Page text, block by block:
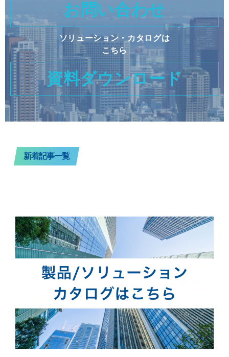
お問い合わせ
ソリューション・カタログは
こちら
資料ダウンロード
新着記事一覧